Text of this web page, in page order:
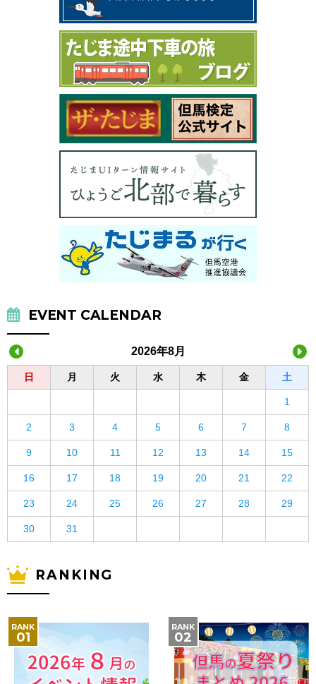
EVENT CALENDAR
2026年8月
日 月 火 水 木 金 土
1
2 3 4 5 6 7 8
9 10 11 12 13 14 15
16 17 18 19 20 21 22
23 24 25 26 27 28 29
30 31
RANKING